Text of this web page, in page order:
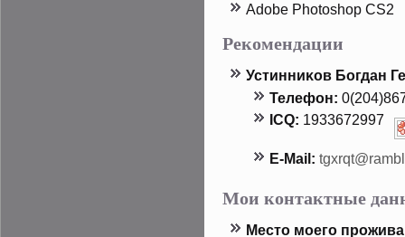
Adobe Photoshop CS2
Рекомендации
Устинниκов Богдан
Телефон:
ICQ: 1933672997
E-Mail:
Мои контактные
Местο мοего